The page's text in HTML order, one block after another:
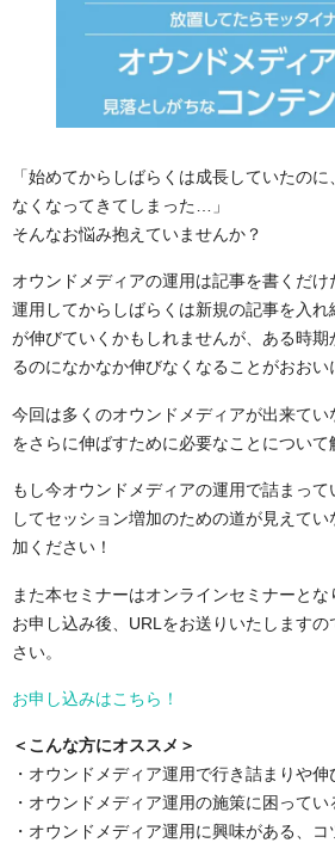
「始めてからしばらくは成長していたの
なくなってきてしまった…」
そんなお悩み抱えていませんか？
オウンドメディアの運用は記事を書くだけ
運用してからしばらくは新規の記事を入
が伸びていくかもしれませんが、ある時
るのになかなか伸びなくなることがおおい
今回は多くのオウンドメディアが出来て
をさらに伸ばすために必要なことについて
もし今オウンドメディアの運用で詰まっ
してセッション増加のための道が見えて
加ください！
また本セミナーはオンラインセミナーとな
お申し込み後、URLをお送りいたします
さい。
お申し込みはこちら！
＜こんな方にオススメ＞
・オウンドメディア運用で行き詰まりや
・オウンドメディア運用の施策に困ってい
・オウンドメディア運用に興味がある、